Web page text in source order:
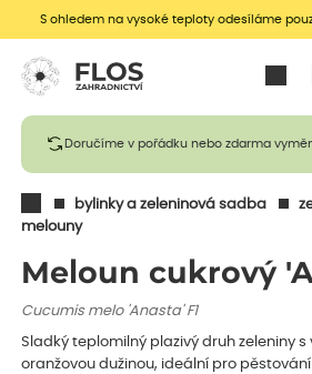
S ohledem na vysoké teploty odesíláme
Doručíme v pořádku nebo zdarma
bylinky a zeleninová sadba
melouny
Meloun cukrový
Cucumis melo 'Anasta' F1
Sladký teplomilný plazivý druh zeleniny
oranžovou dužinou, ideální pro